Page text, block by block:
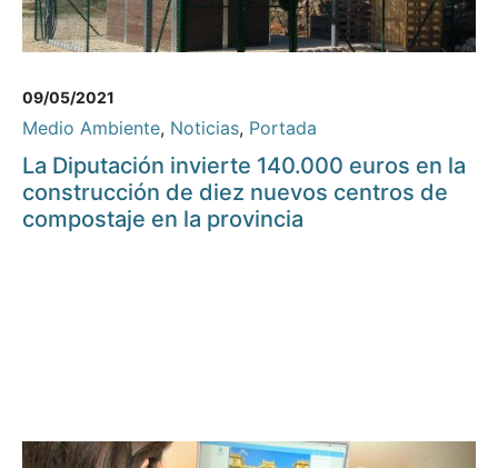
09/05/2021
Medio Ambiente, Noticias, Portada
La Diputación invierte 140.000 euros en la
construcción de diez nuevos centros de
compostaje en la provincia